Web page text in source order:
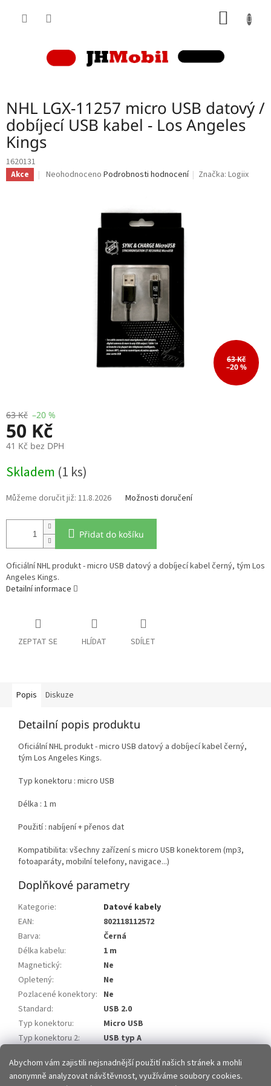
Abychom vám zajistili nejsnadnější použití našich stránek a mohli
anonymně analyzovat návštěvnost, využíváme soubory cookies.
NHL LGX-11257 micro USB datový /
dobíjecí USB kabel - Los Angeles
Kings
1620131
Akce
Průměrné
Neohodnoceno Podrobnosti hodnocení Značka:Logiix
63 Kč
–20 %
63 Kč –20 %
50 Kč
41 Kč bez DPH
cena:
Skladem (1 ks)
11.8.2026 Možnosti doručení
Přidat do košíku
Oficiální NHL produkt - micro USB datový a dobíjecí kabel černý, tým Los
Angeles Kings.
Detailní informace
ZEPTAT SE HLÍDAT SDÍLET
Popis Diskuze
Detailní popis produktu
Oficiální NHL produkt - micro USB datový a dobíjecí kabel černý,
tým Los Angeles Kings.
Typ konektoru : micro USB
Délka : 1 m
Použití : nabíjení + přenos dat
Kompatibilita: všechny zařízení s micro USB konektorem (mp3,
fotoaparáty, mobilní telefony, navigace...)
Doplňkové parametry
Kategorie:
Datové kabely
EAN:
802118112572
Barva:
Černá
Délka kabelu:
1 m
Magnetický:
Ne
Opletený:
Ne
Pozlacené konektory: Ne
Standard:
USB 2.0
Typ konektoru:
Micro USB
Typ konektoru 2:
USB typ A